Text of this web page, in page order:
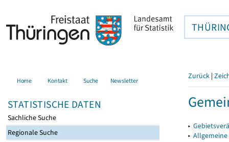
Home Kontakt Suche Newsletter
STATISTISCHE DATEN
Sachliche Suche
Regionale Suche
Zurück |
▸
▸